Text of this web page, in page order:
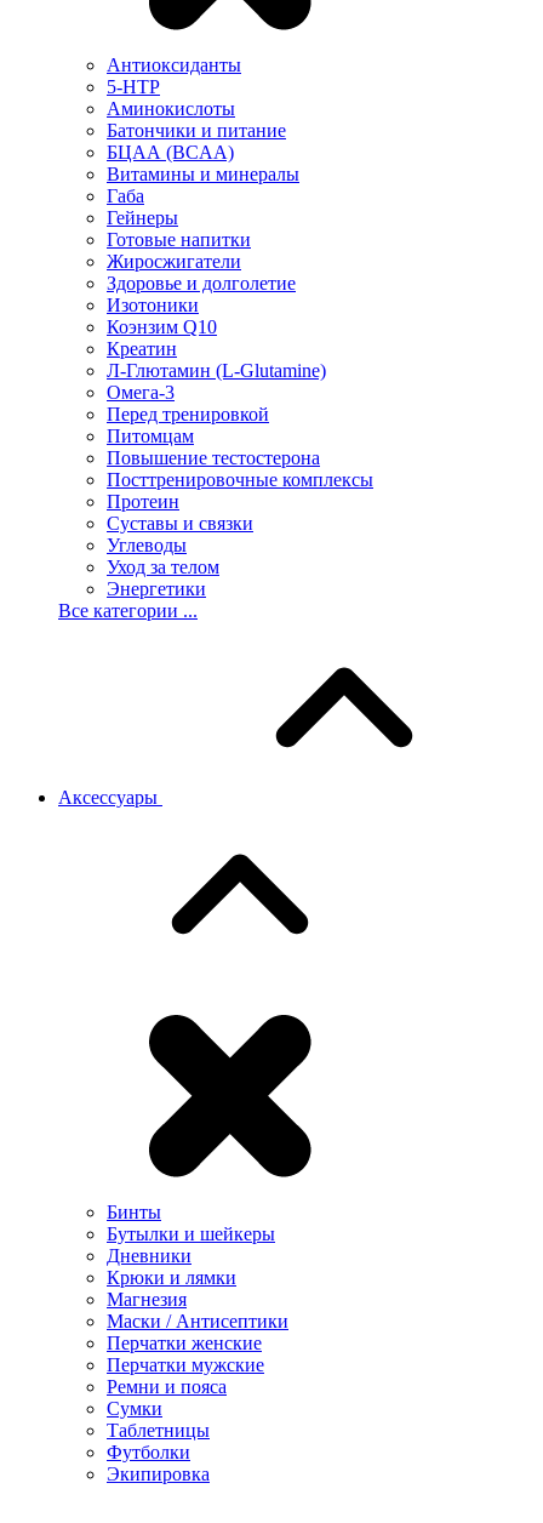
Антиоксиданты
5-HTP
Аминокислоты
Батончики и питание
БЦАА (BCAA)
Витамины и минералы
Габа
Гейнеры
Готовые напитки
Жиросжигатели
Здоровье и долголетие
Изотоники
Коэнзим Q10
Креатин
Л-Глютамин (L-Glutamine)
Омега-3
Перед тренировкой
Питомцам
Повышение тестостерона
Посттренировочные комплексы
Протеин
Суставы и связки
Углеводы
Уход за телом
Энергетики
Все категории ...
Аксессуары
Бинты
Бутылки и шейкеры
Дневники
Крюки и лямки
Магнезия
Маски / Антисептики
Перчатки женские
Перчатки мужские
Ремни и пояса
Сумки
Таблетницы
Футболки
Экипировка